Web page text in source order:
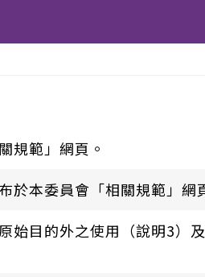
規範」網頁。
於本委員會「相關規範」網
目的外之使用（說明3）